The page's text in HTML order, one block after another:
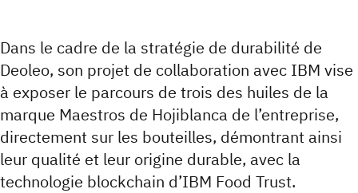
Dans le cadre de la stratégie de durabilité de
Deoleo, son projet de collaboration avec IBM vise
à exposer le parcours de trois des huiles de la
marque Maestros de Hojiblanca de l’entreprise,
directement sur les bouteilles, démontrant ainsi
leur qualité et leur origine durable, avec la
technologie blockchain d’IBM Food Trust.